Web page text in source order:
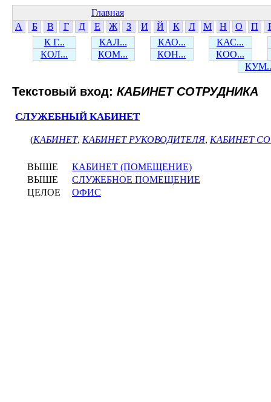
Главная
А
Б В Г Д Е Ж З И Й К Л М Н О П
К Г...
КАЛ... КАО...
КАС...
КОЛ...
КОМ... КОН...
КОО...
Текстовый вход: КАБИНЕТ СОТРУДНИКА
СЛУЖЕБНЫЙ КАБИНЕТ
(КАБИНЕТ, КАБИНЕТ РУКОВОДИТЕЛЯ, КАБИНЕТ
ВЫШЕ
КАБИНЕТ (ПОМЕЩЕНИЕ)
ВЫШЕ
СЛУЖЕБНОЕ ПОМЕЩЕНИЕ
ЦЕЛОЕ
ОФИС